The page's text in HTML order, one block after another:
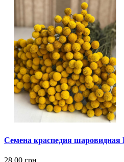
Семена краспедия шаровидная
28.00 грн.